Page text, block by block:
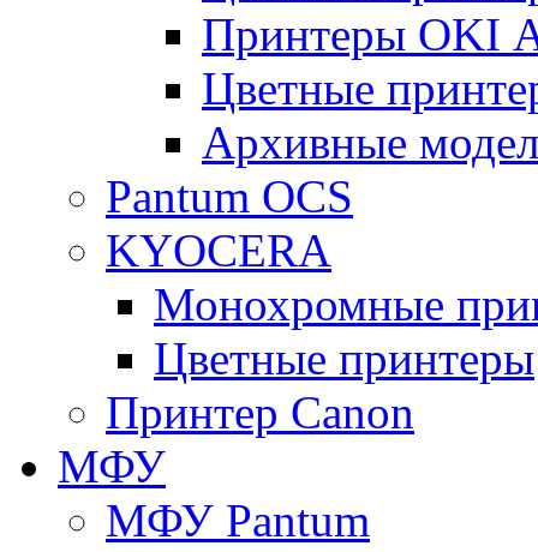
Принтеры OKI
Цветные
Архивные
Pantum OCS
KYOCERA
Монохромные
Цветные принтеры
Принтер Canon
МФУ
МФУ Pantum